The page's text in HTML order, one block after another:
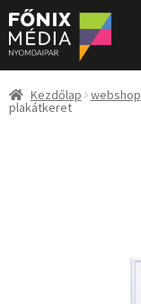
Kezdőlap webshop
plakátkeret